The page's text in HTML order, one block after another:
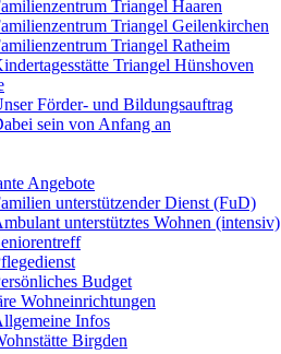
Triangel Haaren
Triangel Geilenkirchen
Triangel Ratheim
Triangel Hünshoven
Förder- und Bildungsauftrag
sein von Anfang an
Angebote
unterstützender Dienst (FuD)
unterstütztes Wohnen (intensiv)
Budget
Wohneinrichtungen
Infos
Birgden